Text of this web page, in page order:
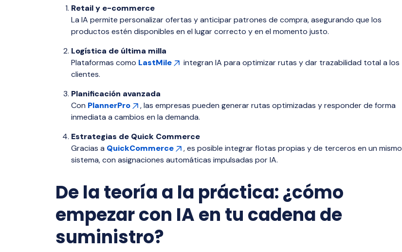
Retail y e-commerce
La IA permite personalizar ofertas y anticipar patrones de compra, asegurando que los
productos estén disponibles en el lugar correcto y en el momento justo.
Logística de última milla
Plataformas como LastMile
integran IA para optimizar rutas y dar trazabilidad total a los
clientes.
Planificación avanzada
Con PlannerPro
, las empresas pueden generar rutas optimizadas y responder de forma
inmediata a cambios en la demanda.
Estrategias de Quick Commerce
Gracias a QuickCommerce
, es posible integrar flotas propias y de terceros en un mismo
sistema, con asignaciones automáticas impulsadas por IA.
De la teoría a la práctica: ¿cómo
empezar con IA en tu cadena de
suministro?